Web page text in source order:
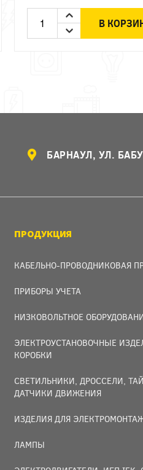
В
БАРНАУЛ, УЛ.
ПРОДУКЦИЯ
КАБЕЛЬНО-ПРОВОДНИКОВАЯ
ПРИБОРЫ УЧЕТА
НИЗКОВОЛЬТНОЕ
ЭЛЕКТРОУСТАНОВОЧНЫЕ
КОРОБКИ
СВЕТИЛЬНИКИ, ДРОССЕЛИ,
ДАТЧИКИ ДВИЖЕНИЯ
ИЗДЕЛИЯ ДЛЯ
ЛАМПЫ